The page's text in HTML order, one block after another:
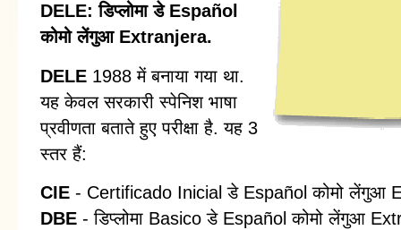
DELE: डिप्लोमा डे Español
कोमो लेंगुआ Extranjera.
DELE 1988 में बनाया गया था.
यह केवल सरकारी स्पेनिश भाषा
प्रवीणता बताते हुए परीक्षा है. यह 3
स्तर हैं:
CIE - Certificado Inicial डे Español कोमो लेंगुआ
DBE - डिप्लोमा Basico डे Español कोमो लेंगुआ